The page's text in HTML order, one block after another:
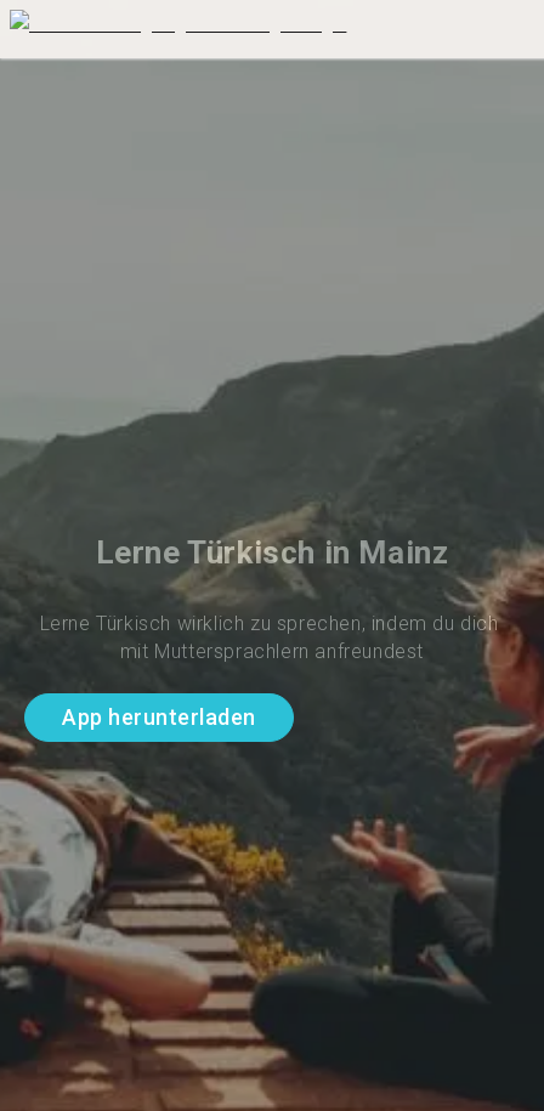
Lerne Türkisch in Mainz
Lerne Türkisch wirklich zu sprechen, indem du dich
mit Muttersprachlern anfreundest
App herunterladen